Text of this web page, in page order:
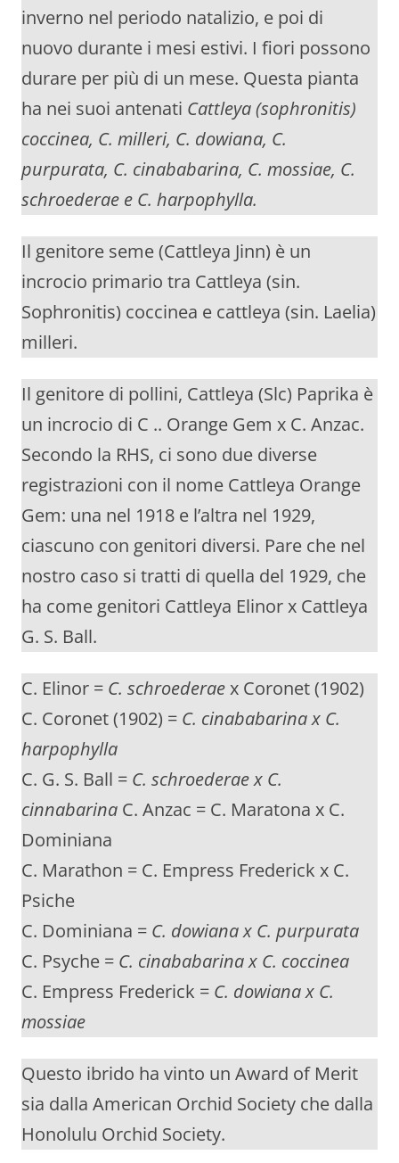
inverno nel periodo natalizio, e poi di
nuovo durante i mesi estivi. I fiori possono
durare per più di un mese. Questa pianta
ha nei suoi antenati Cattleya (sophronitis)
coccinea, C. milleri, C. dowiana, C.
purpurata, C. cinababarina, C. mossiae, C.
schroederae e C. harpophylla.
Il genitore seme (Cattleya Jinn) è un
incrocio primario tra Cattleya (sin.
Sophronitis) coccinea e cattleya (sin. Laelia)
milleri.
Il genitore di pollini, Cattleya (Slc) Paprika è
un incrocio di C .. Orange Gem x C. Anzac.
Secondo la RHS, ci sono due diverse
registrazioni con il nome Cattleya Orange
Gem: una nel 1918 e l’altra nel 1929,
ciascuno con genitori diversi. Pare che nel
nostro caso si tratti di quella del 1929, che
ha come genitori Cattleya Elinor x Cattleya
G. S. Ball.
C. Elinor = C. schroederaex Coronet (1902)
C. Coronet (1902) = C. cinababarina x C.
harpophylla
C. G. S. Ball = C. schroederae x C.
cinnabarina C. Anzac = C. Maratona x C.
Dominiana
C. Marathon = C. Empress Frederick x C.
Psiche
C. Dominiana = C. dowiana x C. purpurata
C. Psyche = C. cinababarina x C. coccinea
C. Empress Frederick = C. dowiana x C.
mossiae
Questo ibrido ha vinto un Award of Merit
sia dalla American Orchid Society che dalla
Honolulu Orchid Society.